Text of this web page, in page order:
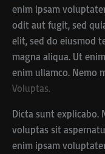
enim ipsam
odit aut fugit, sed
elit, sed do eiusmod
magna aliqua. Ut
enim ullamco. Nemo
Voluptas.
Dicta sunt explicabo.
voluptas sit
enim ipsam